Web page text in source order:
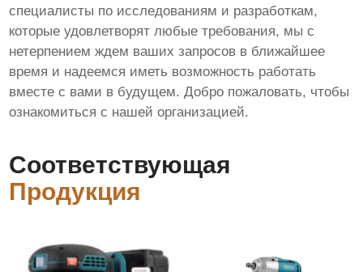
специалисты по исследованиям и разработкам,
которые удовлетворят любые требования, мы с
нетерпением ждем ваших запросов в ближайшее
время и надеемся иметь возможность работать
вместе с вами в будущем. Добро пожаловать, чтобы
ознакомиться с нашей организацией.
Соответствующая
Продукция